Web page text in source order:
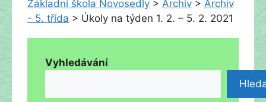
Základní škola Novosedly > Archiv > Archiv
- 5. třída > Úkoly na týden 1. 2. – 5. 2. 2021
Vyhledávání